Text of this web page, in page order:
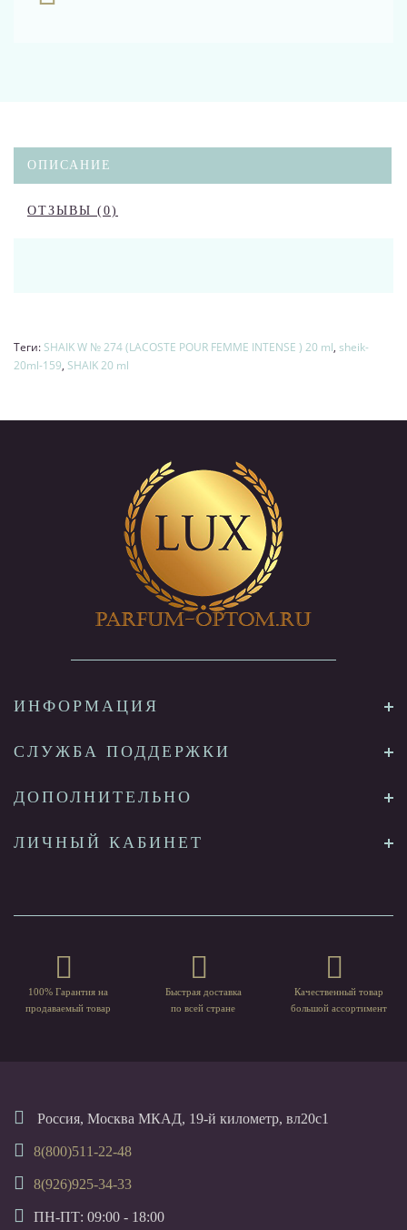
ОПИСАНИЕ
ОТЗЫВЫ (0)
Теги: SHAIK W № 274 (LACOSTE POUR FEMME INTENSE ) 20 ml, sheik-
20ml-159, SHAIK 20 ml
ИНФОРМАЦИЯ
СЛУЖБА ПОДДЕРЖКИ
ДОПОЛНИТЕЛЬНО
ЛИЧНЫЙ КАБИНЕТ
100% Гарантия на
продаваемый товар
Быстрая доставка
по всей стране
Качественный товар
большой ассортимент
Россия, Москва МКАД, 19-й километр, вл20с1
8(800)511-22-48
8(926)925-34-33
ПН-ПТ: 09:00 - 18:00